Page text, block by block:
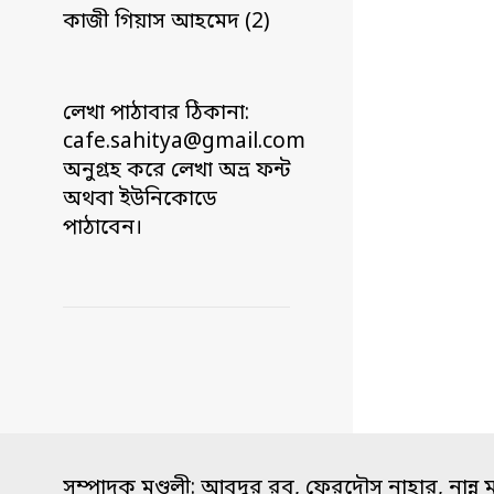
কাজী গিয়াস আহমেদ (2)
লেখা পাঠাবার ঠিকানা:
cafe.sahitya@gmail.com
অনুগ্রহ করে লেখা অভ্র ফন্ট
অথবা ইউনিকোডে
পাঠাবেন।